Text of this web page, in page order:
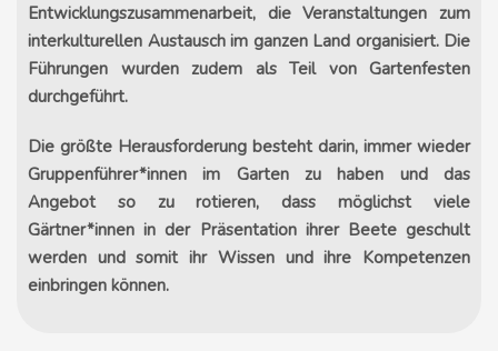
Entwicklungszusammenarbeit, die Veranstaltungen zum
interkulturellen Austausch im ganzen Land organisiert. Die
Führungen wurden zudem als Teil von Gartenfesten
durchgeführt.
Die größte Herausforderung besteht darin, immer wieder
Gruppenführer*innen im Garten zu haben und das
Angebot so zu rotieren, dass möglichst viele
Gärtner*innen in der Präsentation ihrer Beete geschult
werden und somit ihr Wissen und ihre Kompetenzen
einbringen können.